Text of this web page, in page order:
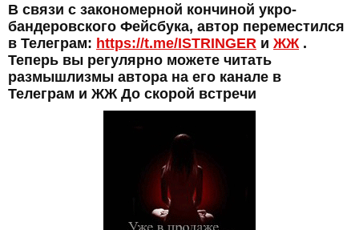
В связи с закономерной кончиной укро-
бандеровского Фейсбука, автор переместился
в Телеграм: https://t.me/ISTRINGER и ЖЖ .
Теперь вы регулярно можете читать
размышлизмы автора на его канале в
Телеграм и ЖЖ До скорой встречи